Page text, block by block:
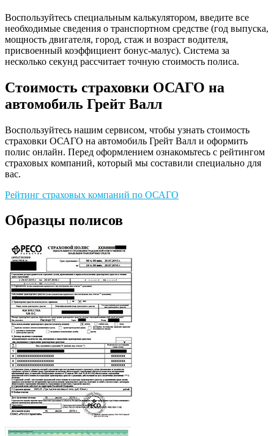
Воспользуйтесь специальным калькулятором, введите все
необходимые сведения о транспортном средстве (год выпуска,
мощность двигателя, город, стаж и возраст водителя,
присвоенный коэффициент бонус-малус). Система за
несколько секунд рассчитает точную стоимость полиса.
Стоимость страховки ОСАГО на
автомобиль Грейт Валл
Воспользуйтесь нашим сервисом, чтобы узнать стоимость
страховки ОСАГО на автомобиль Грейт Валл и оформить
полис онлайн. Перед оформлением ознакомьтесь с рейтингом
страховых компаний, который мы составили специально для
вас.
Рейтинг страховых компаний по ОСАГО
Образцы полисов